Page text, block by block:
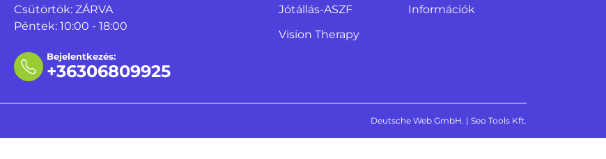
Csütörtök: ZÁRVA
Péntek: 10:00 - 18:00
Bejelentkezés:
+36306809925
Jótállás-ASZF
Vision Therapy
Információk
Deutsche Web GmbH. | Seo Tools Kft.